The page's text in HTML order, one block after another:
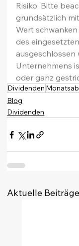
Risiko. Bitte
grundsätzlich
Wert
des
ausgeschlossen
Unternehmens
oder ganz
Dividenden
Blog
Dividenden
Aktuelle Beiträge